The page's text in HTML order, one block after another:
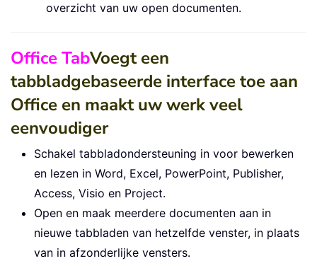
overzicht van uw open documenten.
Office TabVoegt een
tabbladgebaseerde interface toe aan
Office en maakt uw werk veel
eenvoudiger
Schakel tabbladondersteuning in voor bewerken
en lezen in Word, Excel, PowerPoint, Publisher,
Access, Visio en Project.
Open en maak meerdere documenten aan in
nieuwe tabbladen van hetzelfde venster, in plaats
van in afzonderlijke vensters.